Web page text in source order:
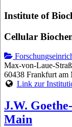
Institute of
Cellular
Max-von-Laue-
60438 Frankfurt am
Link zur
J.W.
Main